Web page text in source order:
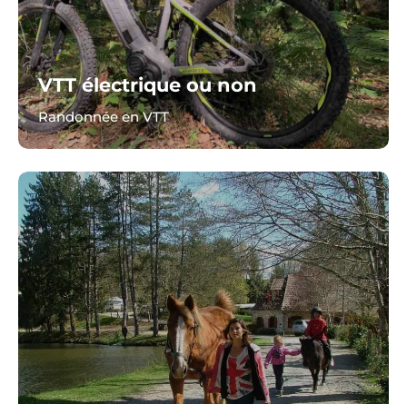
VTT électrique ou non
Randonnée en VTT